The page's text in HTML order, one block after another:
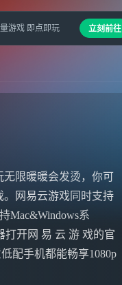
限暖暖会发烫，你可
网易云游戏同时支持
Mac&Windows系
开网 易 云 游 戏的官
配手机都能畅享1080p
游戏 即点即玩 立刻前往